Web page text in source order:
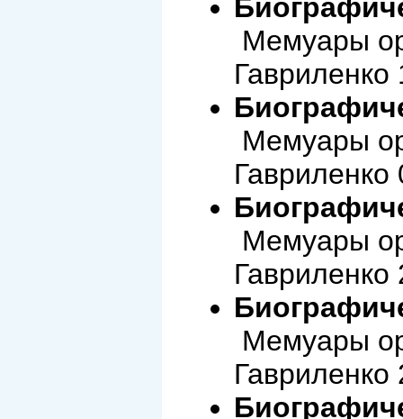
Мемуары
Мемуары
Мемуары
Мемуары